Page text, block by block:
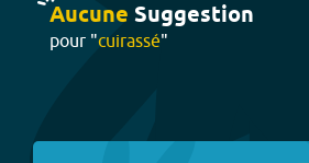
Aucune Suggestion
pour "cuirassé"